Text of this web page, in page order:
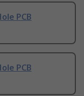
PCB
PCB